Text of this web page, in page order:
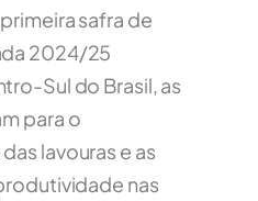
safra de
2024/25
Sul do Brasil, as
para o
lavouras e as
nas